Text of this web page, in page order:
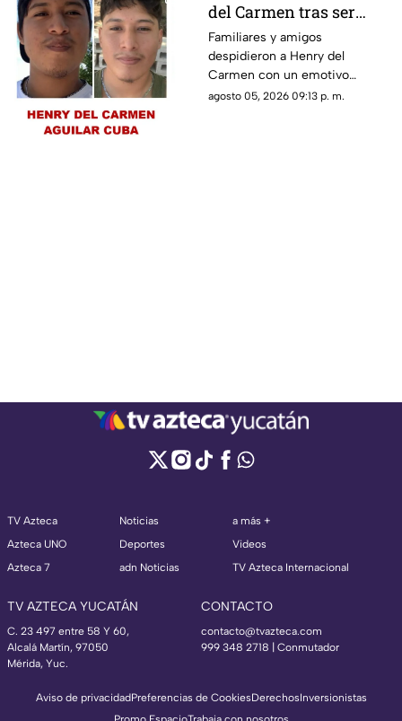
del Carmen tras ser
hallado sin vida en la
Mérida-Chetumal tras
varios días
desaparecido
Familiares y amigos
despidieron a Henry del
Carmen con un emotivo
mensaje en redes sociales tras
agosto 05, 2026 09:13 p. m.
TV Azteca
Azteca UNO
Azteca 7
Noticias
Deportes
adn Noticias
a más +
Videos
TV Azteca Internacional
TV AZTECA YUCATÁN
C. 23 497 entre 58 Y 60,
Alcalá Martín, 97050
Mérida, Yuc.
CONTACTO
contacto@tvazteca.com
999 348 2718 | Conmutador
Aviso de privacidadPreferencias de CookiesDerechosInversionistas